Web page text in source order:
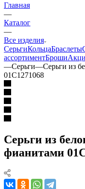
Главная
—
Каталог
—
Все изделия
СерьгиКольцаБраслеты
ассортиментБроши
—Серьги—Серьги из
01С1271068
Серьги из
фианитами